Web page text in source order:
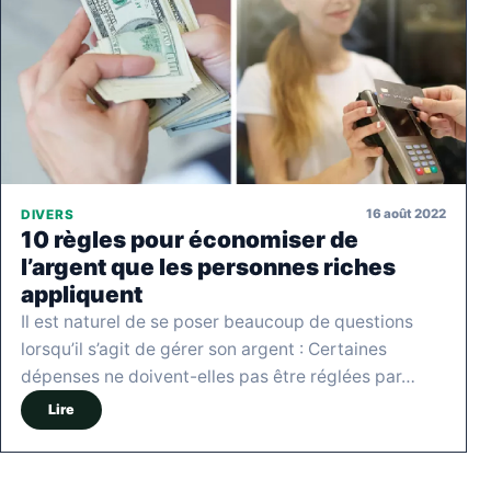
DIVERS 16 août 2022
10 règles pour économiser de
l’argent que les personnes riches
appliquent
Il est naturel de se poser beaucoup de questions
lorsqu’il s’agit de gérer son argent : Certaines
dépenses ne doivent-elles pas être réglées par…
Lire